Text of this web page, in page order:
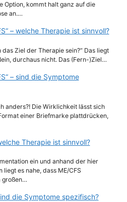
Option, kommt halt ganz auf die
an.…
– welche Therapie ist sinnvoll?
das Ziel der Therapie sein?“ Das liegt
durchaus nicht. Das (Fern-)Ziel…
– sind die Symptome
anders?! Die Wirklichkeit lässt sich
einer Briefmarke plattdrücken,
Therapie ist sinnvoll?
ein und anhand der hier
es nahe, dass ME/CFS
großen…
die Symptome spezifisch?